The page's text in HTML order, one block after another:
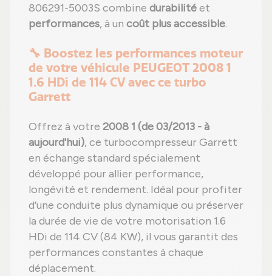
806291-5003S combine durabilitéet
performances, à un coût plus accessible.
🔧 Boostez les performances moteur
de votre véhicule PEUGEOT 2008 1
1.6 HDi de 114 CV avec ce turbo
Garrett
Offrez à votre 2008 1 (de 03/2013 - à
aujourd'hui), ce turbocompresseur Garrett
en échange standard spécialement
développé pour allier performance,
longévité et rendement. Idéal pour profiter
d’une conduite plus dynamique ou préserver
la durée de vie de votre motorisation 1.6
HDi de 114 CV (84 KW), il vous garantit des
performances constantes à chaque
déplacement.